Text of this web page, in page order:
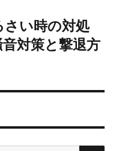
い時の対処
対策と撃退方